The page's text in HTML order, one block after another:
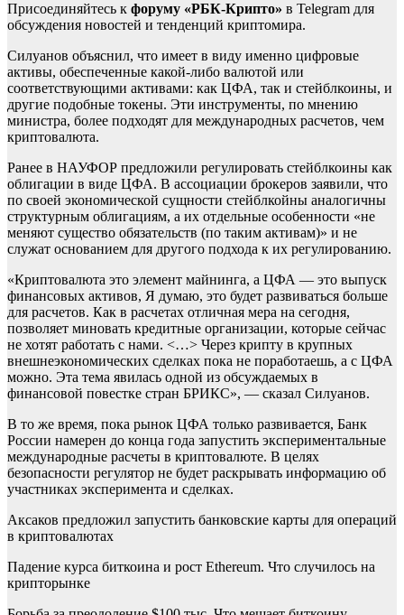
Присоединяйтесь к форуму «РБК-Крипто» в Telegram для
обсуждения новостей и тенденций криптомира.
Силуанов объяснил, что имеет в виду именно цифровые
активы, обеспеченные какой-либо валютой или
соответствующими активами: как ЦФА, так и стейблкоины, и
другие подобные токены. Эти инструменты, по мнению
министра, более подходят для международных расчетов, чем
криптовалюта.
Ранее в НАУФОР предложили регулировать стейблкоины как
облигации в виде ЦФА. В ассоциации брокеров заявили, что
по своей экономической сущности стейблкойны аналогичны
структурным облигациям, а их отдельные особенности «не
меняют существо обязательств (по таким активам)» и не
служат основанием для другого подхода к их регулированию.
«Криптовалюта это элемент майнинга, а ЦФА — это выпуск
финансовых активов, Я думаю, это будет развиваться больше
для расчетов. Как в расчетах отличная мера на сегодня,
позволяет миновать кредитные организации, которые сейчас
не хотят работать с нами. <…> Через крипту в крупных
внешнеэкономических сделках пока не поработаешь, а с ЦФА
можно. Эта тема явилась одной из обсуждаемых в
финансовой повестке стран БРИКС», — сказал Силуанов.
В то же время, пока рынок ЦФА только развивается, Банк
России намерен до конца года запустить экспериментальные
международные расчеты в криптовалюте. В целях
безопасности регулятор не будет раскрывать информацию об
участниках эксперимента и сделках.
Аксаков предложил запустить банковские карты для операций
в криптовалютах
Падение курса биткоина и рост Ethereum. Что случилось на
крипторынке